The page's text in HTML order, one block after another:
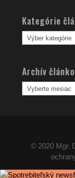
Kategórie
Kategórie
článkov
Archív
Archív
článkov
© 2020 Mgr.